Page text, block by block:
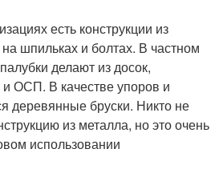
есть конструкции из
шпильках и болтах. В частном
делают из досок,
ОСП. В качестве упоров и
деревянные бруски. Никто не
из металла, но это очень
использовании